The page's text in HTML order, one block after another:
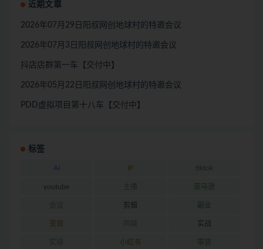
近期文章
2026年07月29日阳叔网创地球村的特邀会议
2026年07月3日阳叔网创地球村的特邀会议
抖店店群第一车【交付中】
2026年05月22日阳叔网创地球村的特邀会议
PDD虚拟项目第十八车【交付中】
标签
AI IP tiktok
youtube 亚马逊
剪辑 副业
变现 实战
小红书 带货